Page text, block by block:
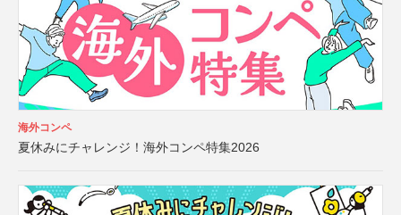
海外コンペ
夏休みにチャレンジ！海外コンペ特集2026